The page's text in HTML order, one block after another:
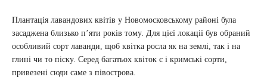
Плантація лавандових квітів у Новомосковському районі була
засаджена близько п’яти років тому. Для цієї локації був обраний
особливий сорт лаванди, щоб квітка росла як на землі, так і на
глині чи то піску. Серед багатьох квіток є і кримські сорти,
привезені сюди саме з півострова.